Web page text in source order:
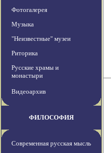
Фотогалерея
Музыка
"Неизвестные" музеи
Риторика
Русские храмы и
монастыри
Видеоархив
ФИЛОСОФИЯ
Современная русская мысль